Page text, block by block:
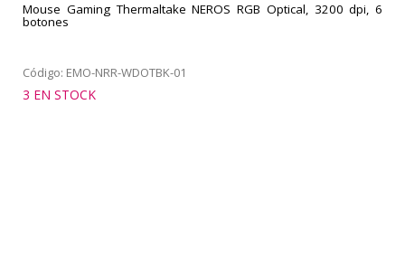
Mouse Gaming Thermaltake NEROS RGB Optical, 3200 dpi, 6
botones
Código: EMO-NRR-WDOTBK-01
3 EN STOCK